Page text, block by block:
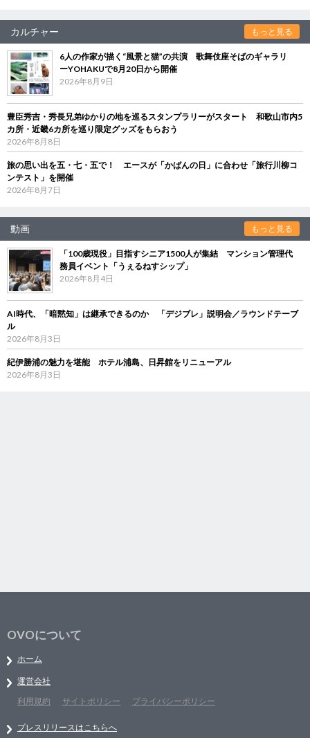
カルチャー もっと見る
6人の作家が描く“風景と猫”の共演 歌舞伎座そばのギャラリ
ーYOHAKUで8月20日から開催
2026年8月9日
豊臣秀吉・秀長兄弟ゆかりの地を巡るスタンプラリーがスタート 和歌山市内5
カ所・近畿6カ所を巡り限定グッズをもらおう
2026年8月8日
旅の思い出を五・七・五で！ エースが「かばんの日」に合わせ「旅行川柳コ
ンテスト」を開催
2026年8月7日
動画 もっと見る
「100歳現役」目指すシニア1500人が集結 マンション管理代
務員イベント「うぇるねすシップ」
2026年8月4日
AI時代、「暗黙知」は継承できるのか 「デジブレ」説明会／ラウンドテーブ
ル
2026年8月3日
紀伊勝浦の魅力を堪能 ホテル浦島、日昇館をリニューアル
2026年8月3日
OVOについて
ホーム
運営会社
利用規約
サイトポリシー プライバシーポリシー
プレスリリースはこちらへ